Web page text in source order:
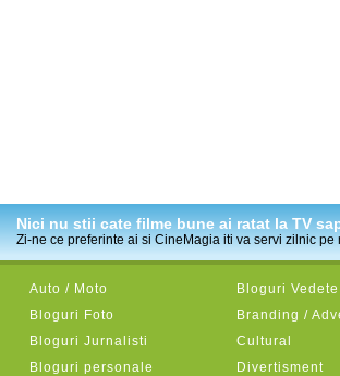
Nici nu stii cate filme bune ai ratat la TV
Zi-ne ce preferinte ai si CineMagia iti va servi zilnic
Auto / Moto
Bloguri Foto
Bloguri Jurnalisti
Bloguri personale
Bloguri Vedete
Branding /
Cultural
Divertisment